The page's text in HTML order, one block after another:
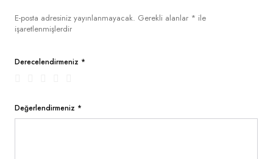
E-posta adresiniz yayınlanmayacak. Gerekli alanlar * ile
işaretlenmişlerdir
Derecelendirmeniz *
Değerlendirmeniz *